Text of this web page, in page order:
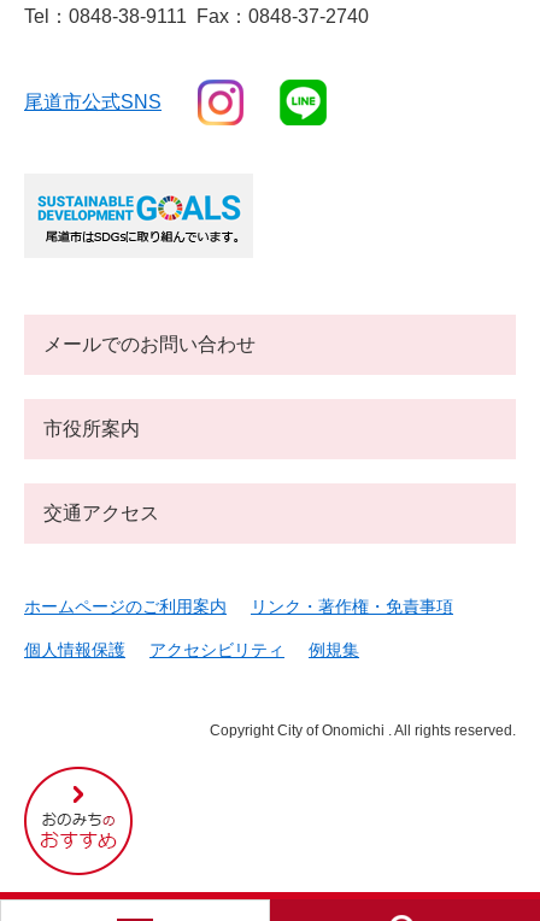
尾
道
市
の
す
Tel：0848-38-9111
Fax：0848-37-2740
尾道市公式SNS
メールでのお問い合わせ
市役所案内
交通アクセス
ホームページのご利用案内 リンク・著作権・免責事項
個人情報保護 アクセシビリティ 例規集
Copyright City of Onomichi . All rights reserved.